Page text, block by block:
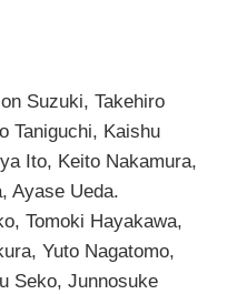
Suzuki, Takehiro
Taniguchi, Kaishu
Ito, Keito Nakamura,
Ayase Ueda.
Tomoki Hayakawa,
Yuto Nagatomo,
Seko, Junnosuke